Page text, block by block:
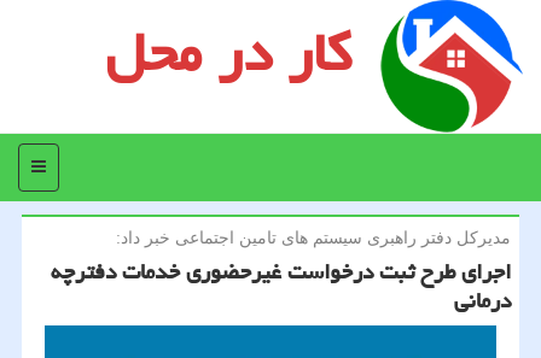
کار در محل
منو
مدیركل دفتر راهبری سیستم های تامین اجتماعی خبر داد:
اجرای طرح ثبت درخواست غیرحضوری خدمات دفترچه
درمانی